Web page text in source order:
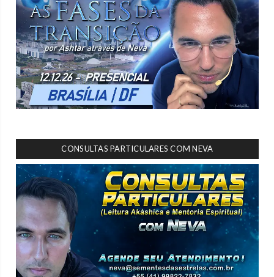
CONSULTAS PARTICULARES COM NEVA